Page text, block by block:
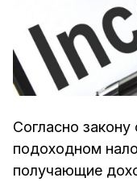
Согласно
подоходном
получающие